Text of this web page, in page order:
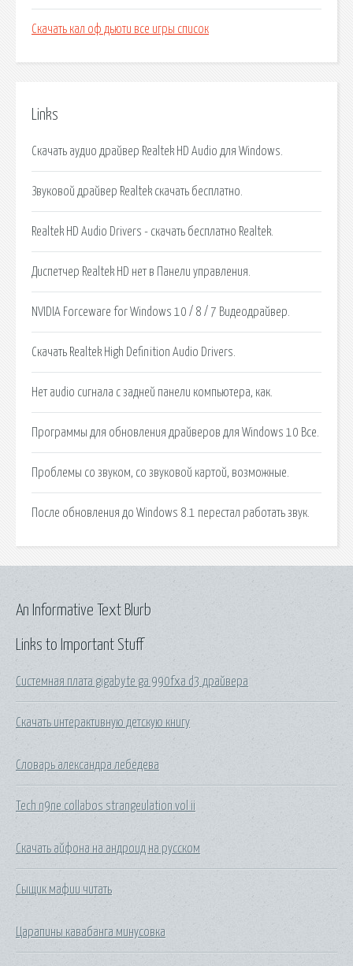
Скачать кал оф дьюти все игры список
Links
Скачать аудио драйвер Realtek HD Audio для Windows.
Звуковой драйвер Realtek скачать бесплатно.
Realtek HD Audio Drivers - скачать бесплатно Realtek.
Диспетчер Realtek HD нет в Панели управления.
NVIDIA Forceware for Windows 10 / 8 / 7 Видеодрайвер.
Скачать Realtek High Definition Audio Drivers.
Нет audio сигнала с задней панели компьютера, как.
Программы для обновления драйверов для Windows 10 Все.
Проблемы со звуком, со звуковой картой, возможные.
После обновления до Windows 8.1 перестал работать звук.
Links to Important Stuff
Системная плата gigabyte ga 990fxa d3 драйвера
Скачать интерактивную детскую книгу
Словарь александра лебедева
Tech n9ne collabos strangeulation vol ii
Скачать айфона на андроид на русском
Сыщик мафии читать
Царапины кавабанга минусовка
An Informative Text Blurb